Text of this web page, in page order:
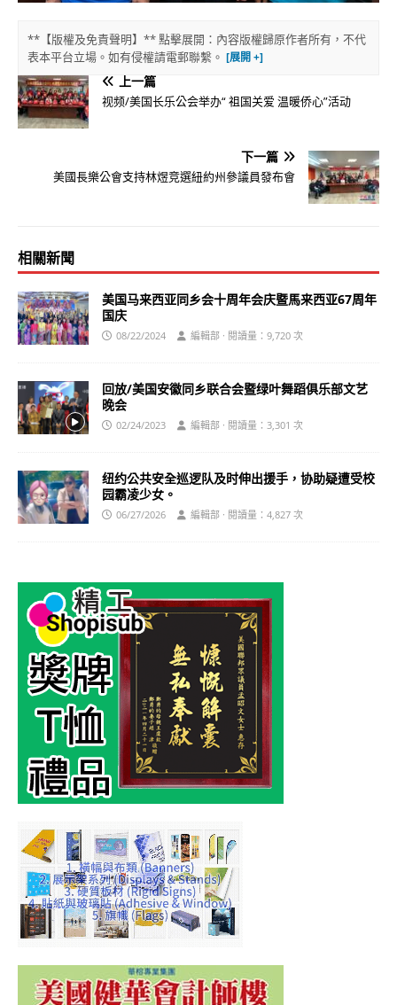
**【版權及免責聲明】** 點擊展開：內容版權歸原作者所有，不代
表本平台立場。如有侵權請電郵聯繫。
上一篇
视频/美国长乐公会举办“ 祖国关爱 温暖侨心”活动
下一篇
美國長樂公會支持林煜竞選紐約州參議員發布會
相關新聞
美国马来西亚同乡会十周年会庆暨馬来西亚67周年
国庆
08/22/2024 編輯部 · 閱讀量：9,720 次
回放/美国安徽同乡联合会暨绿叶舞蹈俱乐部文艺
晚会
02/24/2023 編輯部 · 閱讀量：3,301 次
纽约公共安全巡逻队及时伸出援手，协助疑遭受校
园霸凌少女。
06/27/2026 編輯部 · 閱讀量：4,827 次